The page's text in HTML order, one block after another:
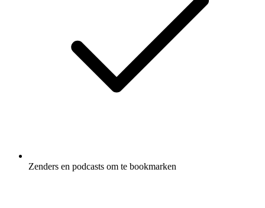
Zenders en podcasts om te bookmarken